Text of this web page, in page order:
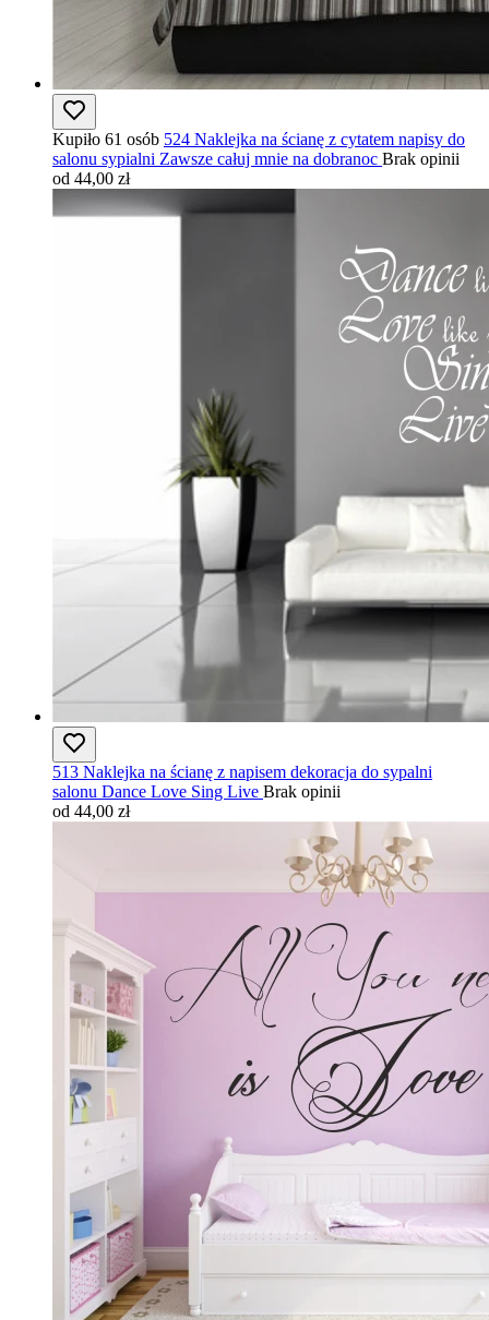
Kupiło 61 osób 524 Naklejka na ścianę z cytatem napisy do
salonu sypialni Zawsze całuj mnie na dobranoc Brak opinii
od 44,00 zł
513 Naklejka na ścianę z napisem dekoracja do sypalni
salonu Dance Love Sing Live Brak opinii
od 44,00 zł